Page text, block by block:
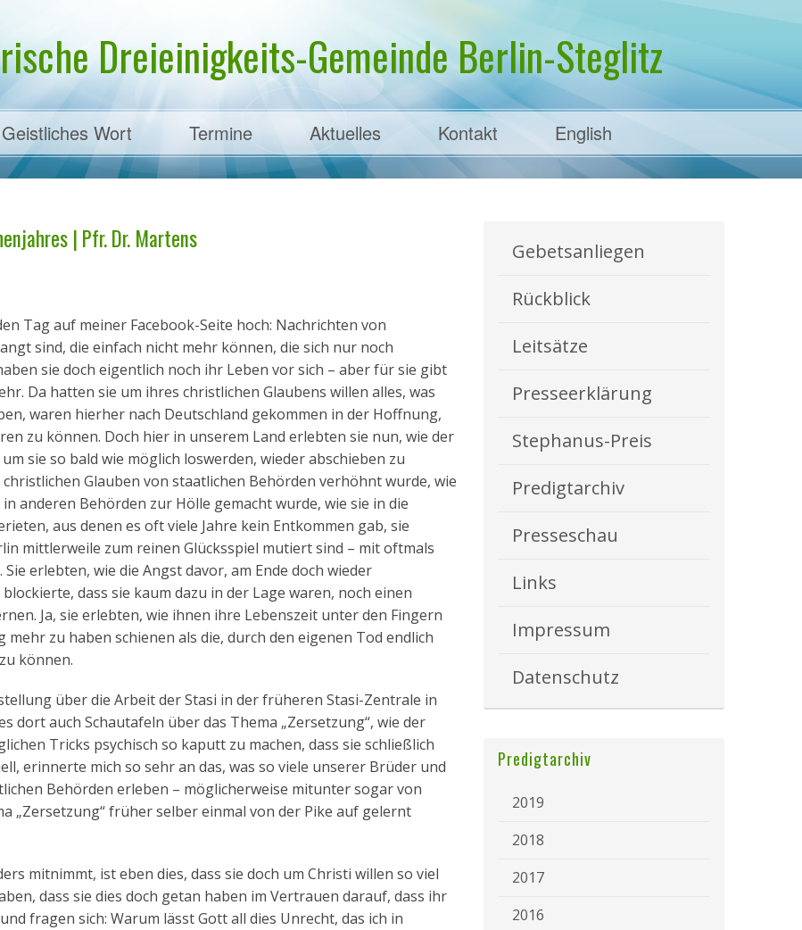
Dreieinigkeits-Gemeinde Berlin-Steglitz
Geistliches Wort Termine Aktuelles Kontakt English
| Pfr. Dr. Martens
Tag auf meiner Facebook-Seite hoch: Nachrichten von
sind, die einfach nicht mehr können, die sich nur noch
sie doch eigentlich noch ihr Leben vor sich – aber für sie gibt
Da hatten sie um ihres christlichen Glaubens willen alles, was
waren hierher nach Deutschland gekommen in der Hoffnung,
zu können. Doch hier in unserem Land erlebten sie nun, wie der
sie so bald wie möglich loswerden, wieder abschieben zu
Glauben von staatlichen Behörden verhöhnt wurde, wie
anderen Behörden zur Hölle gemacht wurde, wie sie in die
aus denen es oft viele Jahre kein Entkommen gab, sie
mittlerweile zum reinen Glücksspiel mutiert sind – mit oftmals
erlebten, wie die Angst davor, am Ende doch wieder
dass sie kaum dazu in der Lage waren, noch einen
Ja, sie erlebten, wie ihnen ihre Lebenszeit unter den Fingern
zu haben schienen als die, durch den eigenen Tod endlich
können.
über die Arbeit der Stasi in der früheren Stasi-Zentrale in
dort auch Schautafeln über das Thema „Zersetzung“, wie der
Tricks psychisch so kaputt zu machen, dass sie schließlich
erinnerte mich so sehr an das, was so viele unserer Brüder und
Behörden erleben – möglicherweise mitunter sogar von
„Zersetzung“ früher selber einmal von der Pike auf gelernt
mitnimmt, ist eben dies, dass sie doch um Christi willen so viel
dass sie dies doch getan haben im Vertrauen darauf, dass ihr
fragen sich: Warum lässt Gott all dies Unrecht, das ich in
Gebetsanliegen
Rückblick
Leitsätze
Presseerklärung
Stephanus-Preis
Predigtarchiv
Presseschau
Links
Impressum
Datenschutz
Predigtarchiv
2019
2018
2017
2016